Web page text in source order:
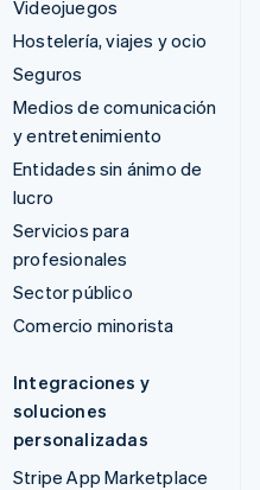
Videojuegos
Hostelería, viajes y ocio
Seguros
Medios de comunicación
y entretenimiento
Entidades sin ánimo de
lucro
Servicios para
profesionales
Sector público
Comercio minorista
Integraciones y
soluciones
personalizadas
Stripe App Marketplace